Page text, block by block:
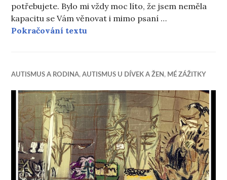
potřebujete. Bylo mi vždy moc líto, že jsem neměla
kapacitu se Vám věnovat i mimo psaní …
Pokračování textu
AUTISMUS A RODINA,AUTISMUS U DÍVEK A ŽEN , MÉ ZÁŽITKY